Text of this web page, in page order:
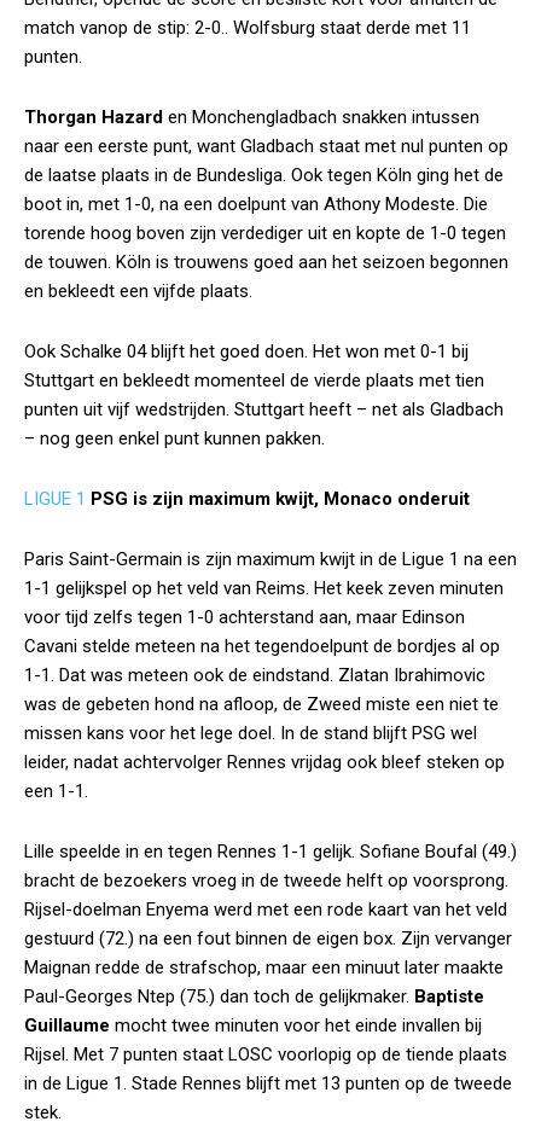
match vanop de stip: 2-0.. Wolfsburg staat derde met 11
punten.
Thorgan Hazard en Monchengladbach snakken intussen
naar een eerste punt, want Gladbach staat met nul punten op
de laatse plaats in de Bundesliga. Ook tegen Köln ging het de
boot in, met 1-0, na een doelpunt van Athony Modeste. Die
torende hoog boven zijn verdediger uit en kopte de 1-0 tegen
de touwen. Köln is trouwens goed aan het seizoen begonnen
en bekleedt een vijfde plaats.
Ook Schalke 04 blijft het goed doen. Het won met 0-1 bij
Stuttgart en bekleedt momenteel de vierde plaats met tien
punten uit vijf wedstrijden. Stuttgart heeft – net als Gladbach
– nog geen enkel punt kunnen pakken.
LIGUE 1 PSG is zijn maximum kwijt, Monaco onderuit
Paris Saint-Germain is zijn maximum kwijt in de Ligue 1 na een
1-1 gelijkspel op het veld van Reims. Het keek zeven minuten
voor tijd zelfs tegen 1-0 achterstand aan, maar Edinson
Cavani stelde meteen na het tegendoelpunt de bordjes al op
1-1. Dat was meteen ook de eindstand. Zlatan Ibrahimovic
was de gebeten hond na afloop, de Zweed miste een niet te
missen kans voor het lege doel. In de stand blijft PSG wel
leider, nadat achtervolger Rennes vrijdag ook bleef steken op
een 1-1.
Lille speelde in en tegen Rennes 1-1 gelijk. Sofiane Boufal (49.)
bracht de bezoekers vroeg in de tweede helft op voorsprong.
Rijsel-doelman Enyema werd met een rode kaart van het veld
gestuurd (72.) na een fout binnen de eigen box. Zijn vervanger
Maignan redde de strafschop, maar een minuut later maakte
Paul-Georges Ntep (75.) dan toch de gelijkmaker. Baptiste
Guillaume mocht twee minuten voor het einde invallen bij
Rijsel. Met 7 punten staat LOSC voorlopig op de tiende plaats
in de Ligue 1. Stade Rennes blijft met 13 punten op de tweede
stek.